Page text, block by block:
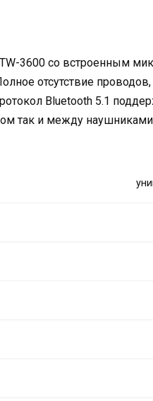
3600 со встроенным
отсутствие проводов,
Bluetooth 5.1
так и между